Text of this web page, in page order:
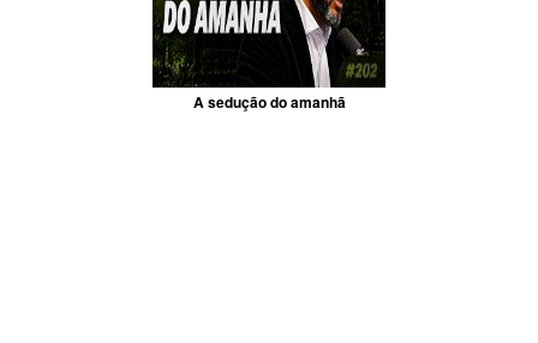
A sedução do amanhã